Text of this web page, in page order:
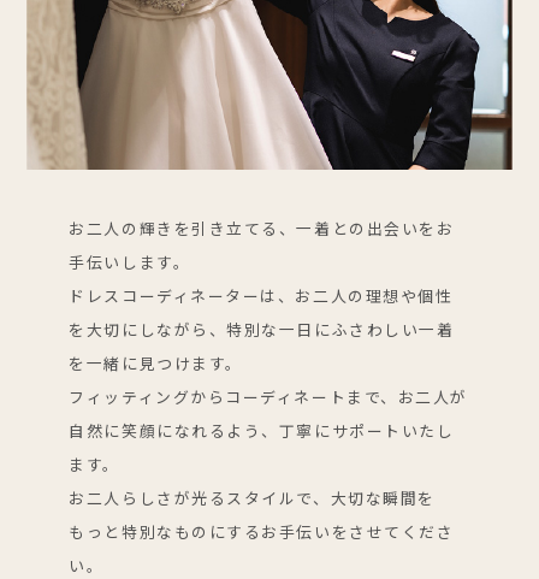
お二人の輝きを引き立てる、一着との出会いをお
手伝いします。
ドレスコーディネーターは、お二人の理想や個性
を大切にしながら、特別な一日にふさわしい一着
を一緒に見つけます。
フィッティングからコーディネートまで、お二人が
自然に笑顔になれるよう、丁寧にサポートいたし
ます。
お二人らしさが光るスタイルで、大切な瞬間を
もっと特別なものにするお手伝いをさせてくださ
い。